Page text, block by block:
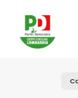
content